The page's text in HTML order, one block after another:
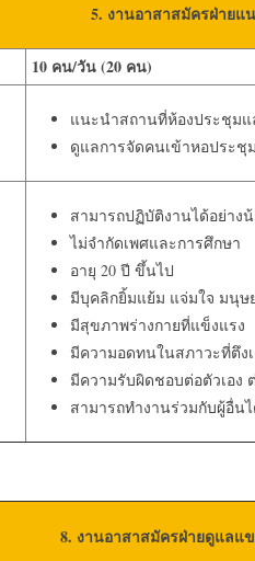
5. งานอาสาสมัครฝ่ายแ
10 คน/วัน(20 คน)
แนะนำสถานที่ห้องประชุม
ดูแลการจัดคนเข้าหอประชุ
สามารถปฏิบัติงานได้อย่าง
ไม่จำกัดเพศและการศึกษา
อายุ 20 ปี ขึ้นไป
มีบุคลิกยิ้มแย้ม แจ่มใจ มนุ
มีสุขภาพร่างกายที่แข็งแรง
มีความอดทนในสภาวะที่ตึง
มีความรับผิดชอบต่อตัวเอง
สามารถทำงานร่วมกับผู้อื่
8. งานอาสาสมัครฝ่ายดูแลแ